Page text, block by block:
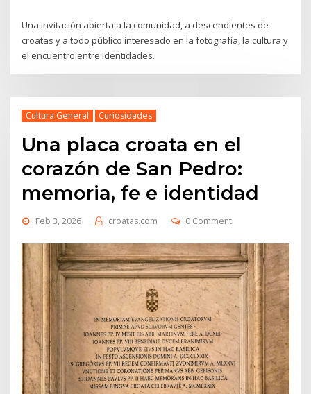
Una invitación abierta a la comunidad, a descendientes de
croatas y a todo público interesado en la fotografía, la cultura y
el encuentro entre identidades.
Cultura General Curiosidades
Una placa croata en el
corazón de San Pedro:
memoria, fe e identidad
Feb 3, 2026 croatas.com 0 Comment